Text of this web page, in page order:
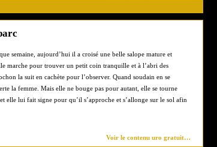
semaine, aujourd’hui il a croisé une belle salope mature et
marche pour trouver un petit coin tranquille et à l’abri des
la suit en cachète pour l’observer. Quand soudain en se
la femme. Mais elle ne bouge pas pour autant, elle se tourne
elle lui fait signe pour qu’il s’approche et s’allonge sur le sol afin
Voir le contenu uro gratuit…